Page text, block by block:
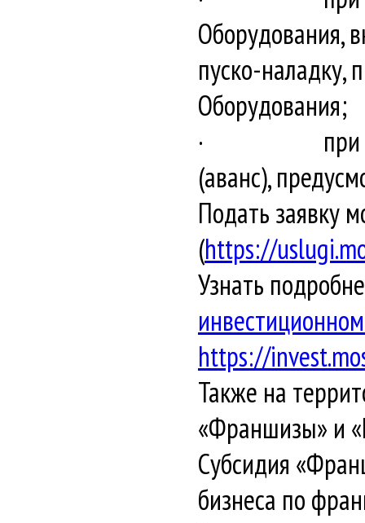
Оборудования,
пуско-наладку,
Оборудования;
· при
(аванс),
Подать заявку
(https://
Узнать
https://
Также на
«Франшизы» и
Субсидия
бизнеса по